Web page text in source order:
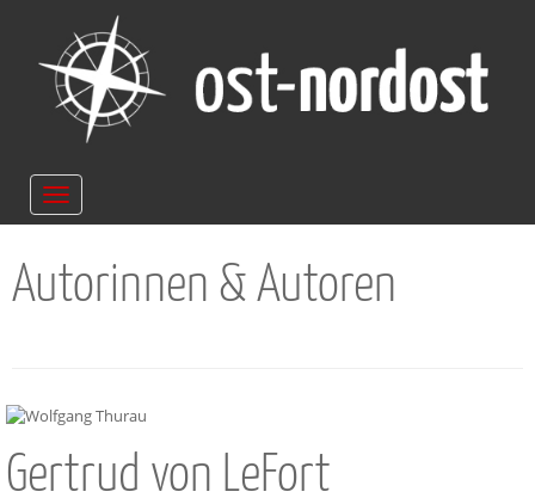
Navigation
ein-/ausblenden
Autorinnen & Autoren
Gertrud von LeFort